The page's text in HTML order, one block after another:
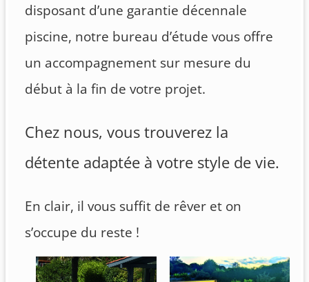
disposant d’une garantie décennale
piscine, notre bureau d’étude vous offre
un accompagnement sur mesure du
début à la fin de votre projet.
Chez nous, vous trouverez la
détente adaptée à votre style de vie.
En clair, il vous suffit de rêver et on
s’occupe du reste !